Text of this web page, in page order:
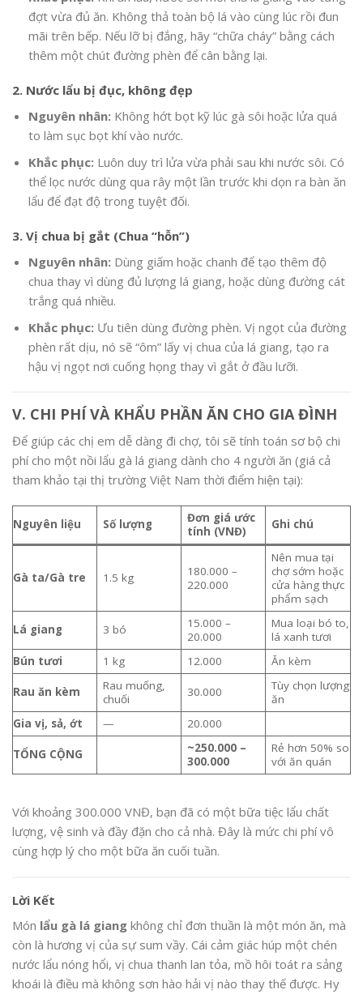
đợt vừa đủ ăn. Không thả toàn bộ lá vào cùng lúc rồi đun
mãi trên bếp. Nếu lỡ bị đắng, hãy “chữa cháy” bằng cách
thêm một chút đường phèn để cân bằng lại.
2. Nước lẩu bị đục, không đẹp
Nguyên nhân: Không hớt bọt kỹ lúc gà sôi hoặc lửa quá
to làm sục bọt khí vào nước.
Khắc phục: Luôn duy trì lửa vừa phải sau khi nước sôi. Có
thể lọc nước dùng qua rây một lần trước khi dọn ra bàn ăn
lẩu để đạt độ trong tuyệt đối.
3. Vị chua bị gắt (Chua “hỗn”)
Nguyên nhân: Dùng giấm hoặc chanh để tạo thêm độ
chua thay vì dùng đủ lượng lá giang, hoặc dùng đường cát
trắng quá nhiều.
Khắc phục: Ưu tiên dùng đường phèn. Vị ngọt của đường
phèn rất dịu, nó sẽ “ôm” lấy vị chua của lá giang, tạo ra
hậu vị ngọt nơi cuống họng thay vì gắt ở đầu lưỡi.
V. CHI PHÍ VÀ KHẨU PHẦN ĂN CHO GIA ĐÌNH
Để giúp các chị em dễ dàng đi chợ, tôi sẽ tính toán sơ bộ chi
phí cho một nồi lẩu gà lá giang dành cho 4 người ăn (giá cả
tham khảo tại thị trường Việt Nam thời điểm hiện tại):
Nguyên liệu Số lượng
Đơn giá ước
tính (VNĐ)
Ghi chú
Gà ta/Gà tre 1.5 kg
180.000 –
220.000
Nên mua tại
chợ sớm hoặc
cửa hàng thực
phẩm sạch
Lá giang 3 bó
15.000 –
20.000
Mua loại bó to,
lá xanh tươi
Bún tươi
1 kg 12.000 Ăn kèm
Rau ăn kèm
Rau muống,
chuối
30.000
Tùy chọn lượng
ăn
Gia vị, sả, ớt
— 20.000
TỔNG CỘNG
~250.000 –
300.000
Rẻ hơn 50% so
với ăn quán
Với khoảng 300.000 VNĐ, bạn đã có một bữa tiệc lẩu chất
lượng, vệ sinh và đầy đặn cho cả nhà. Đây là mức chi phí vô
cùng hợp lý cho một bữa ăn cuối tuần.
Lời Kết
Món lẩu gà lá giang không chỉ đơn thuần là một món ăn, mà
còn là hương vị của sự sum vầy. Cái cảm giác húp một chén
nước lẩu nóng hổi, vị chua thanh lan tỏa, mồ hôi toát ra sảng
khoái là điều mà không sơn hào hải vị nào thay thế được. Hy